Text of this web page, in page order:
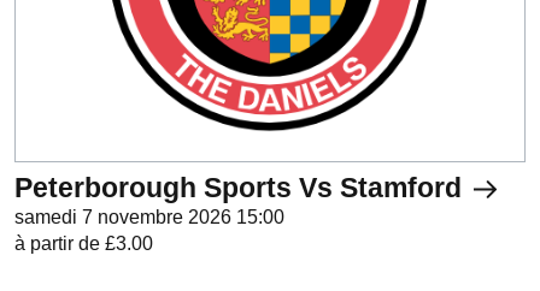
Peterborough Sports Vs Stamford
samedi 7 novembre 2026 15:00
à partir de £3.00